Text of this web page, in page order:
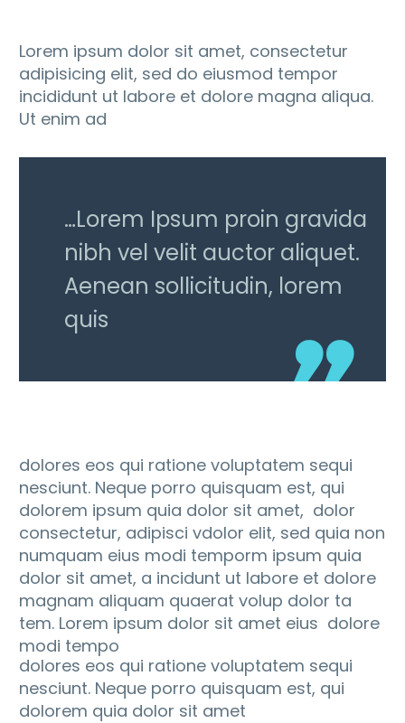
Lorem ipsum dolor sit amet, consectetur
adipisicing elit, sed do eiusmod tempor
incididunt ut labore et dolore magna aliqua.
Ut enim ad
…Lorem Ipsum proin gravida
nibh vel velit auctor aliquet.
Aenean sollicitudin, lorem
quis
dolores eos qui ratione voluptatem sequi
nesciunt. Neque porro quisquam est, qui
dolorem ipsum quia dolor sit amet, dolor
consectetur, adipisci vdolor elit, sed quia non
numquam eius modi temporm ipsum quia
dolor sit amet, a incidunt ut labore et dolore
magnam aliquam quaerat volup dolor ta
tem. Lorem ipsum dolor sit amet eius dolore
modi tempo
dolores eos qui ratione voluptatem sequi
nesciunt. Neque porro quisquam est, qui
dolorem quia dolor sit amet